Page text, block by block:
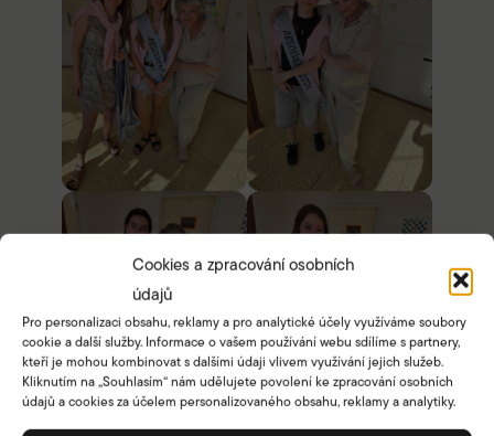
Cookies a zpracování osobních
údajů
Pro personalizaci obsahu, reklamy a pro analytické účely využíváme soubory
cookie a další služby. Informace o vašem používání webu sdílíme s partnery,
kteří je mohou kombinovat s dalšími údaji vlivem využívání jejich služeb.
Kliknutím na „Souhlasím“ nám udělujete povolení ke zpracování osobních
údajů a cookies za účelem personalizovaného obsahu, reklamy a analytiky.